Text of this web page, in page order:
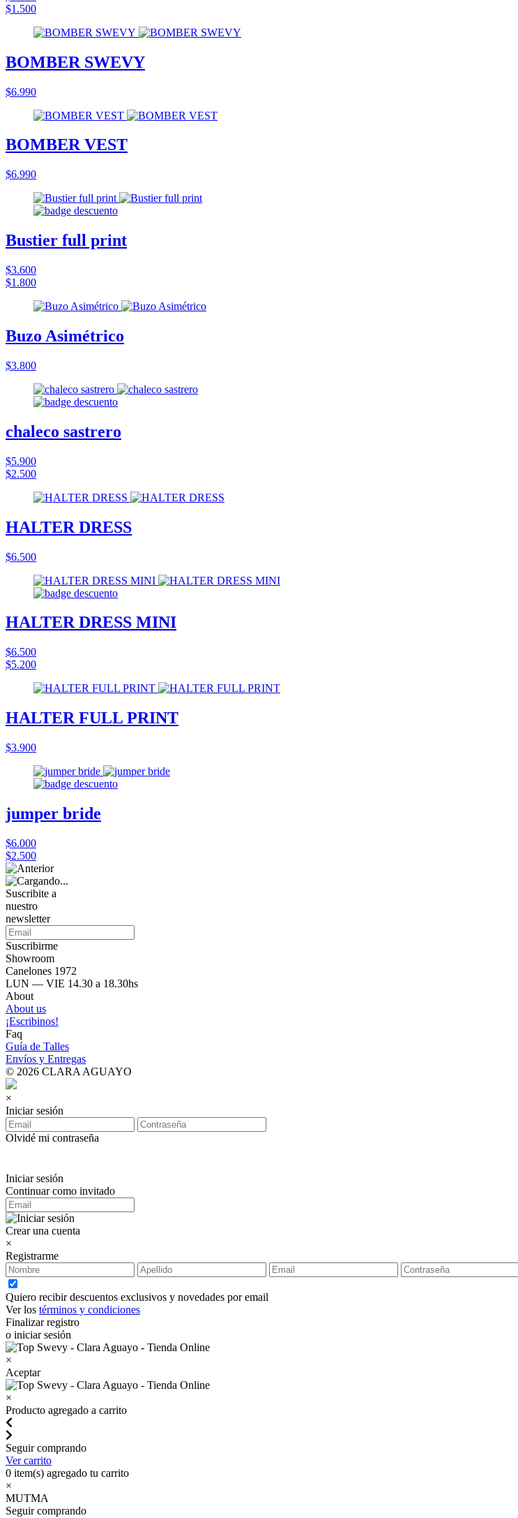
$1.500
BOMBER SWEVY
$6.990
BOMBER VEST
$6.990
Bustier full print
$3.600
$1.800
Buzo Asimétrico
$3.800
chaleco sastrero
$5.900
$2.500
HALTER DRESS
$6.500
HALTER DRESS MINI
$6.500
$5.200
HALTER FULL PRINT
$3.900
jumper bride
$6.000
$2.500
Suscribite a
nuestro
newsletter
Suscribirme
Showroom
Canelones 1972
LUN — VIE 14.30 a 18.30hs
About
About us
¡Escribinos!
Faq
Guía de Talles
Envíos y Entregas
© 2026 CLARA AGUAYO
×
Iniciar sesión
Olvidé mi contraseña
Iniciar sesión
Continuar como invitado
Crear una cuenta
×
Registrarme
Quiero recibir descuentos exclusivos y novedades por email
Ver los términos y condiciones
Finalizar registro
o iniciar sesión
×
Aceptar
×
Producto agregado a carrito
Seguir comprando
Ver carrito
0 item(s) agregado tu carrito
×
MUTMA
Seguir comprando